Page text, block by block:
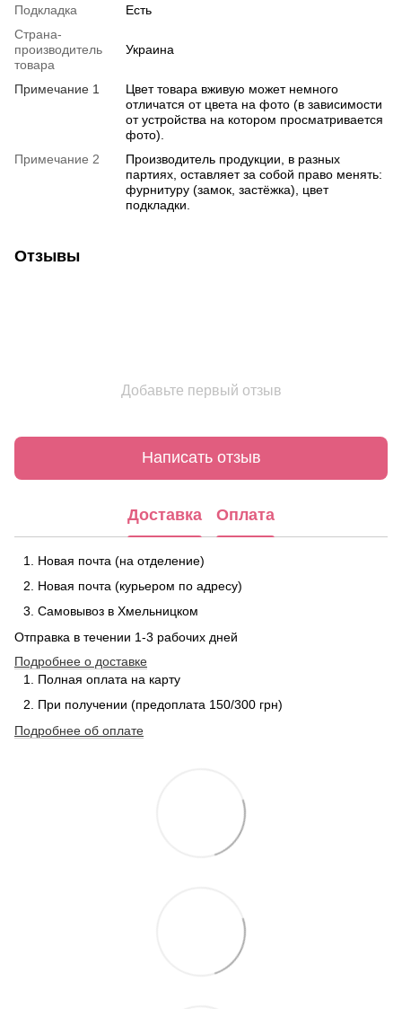
Подкладка
Есть
Страна-
производитель
товара
Украина
Примечание 1
Цвет товара вживую может немного
отличатся от цвета на фото (в зависимости
от устройства на котором просматривается
фото).
Примечание 2
Производитель продукции, в разных
партиях, оставляет за собой право менять:
фурнитуру (замок, застёжка), цвет
подкладки.
Отзывы
Добавьте первый отзыв
Написать отзыв
Доставка Оплата
Новая почта (на отделение)
Новая почта (курьером по адресу)
Самовывоз в Хмельницком
Отправка в течении 1-3 рабочих дней
Подробнее о доставке
Полная оплата на карту
При получении (предоплата 150/300 грн)
Подробнее об оплате